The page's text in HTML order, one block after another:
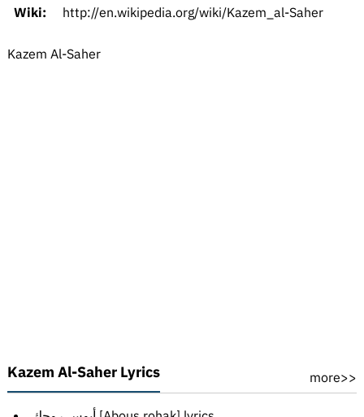
Wiki:
http://en.wikipedia.org/wiki/Kazem_al-Saher
Kazem Al-Saher
Kazem Al-Saher Lyrics more>>